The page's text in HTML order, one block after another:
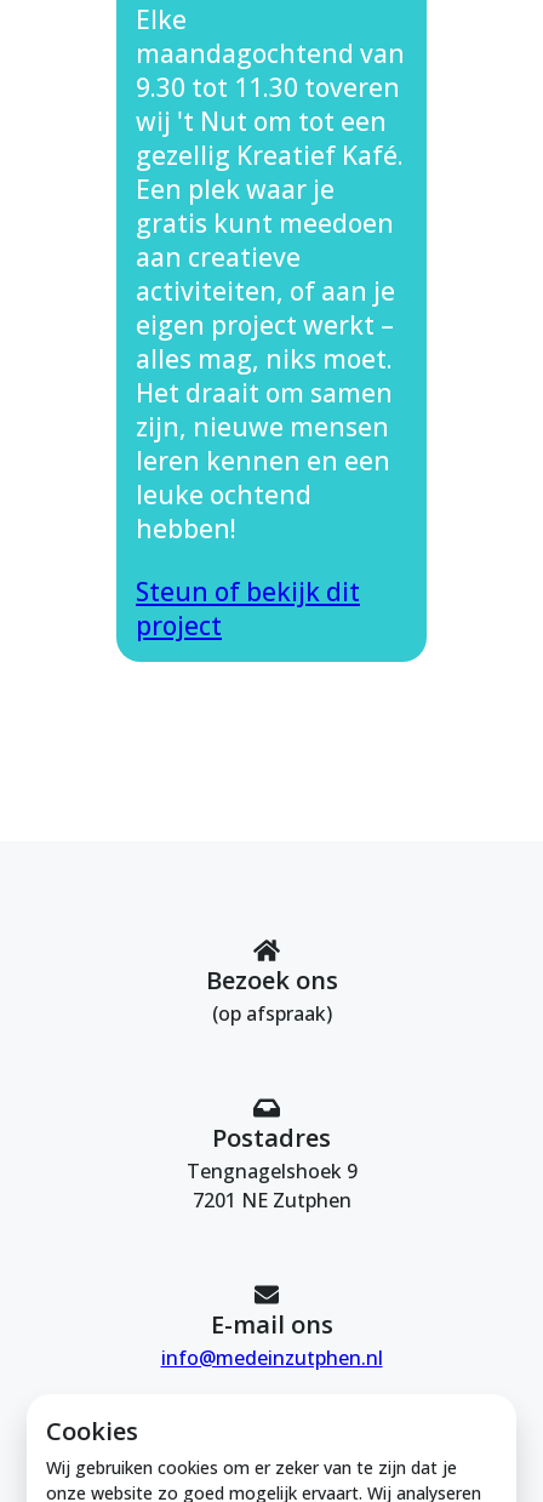
Cookies
Wij gebruiken cookies om er zeker van te zijn dat je
onze website zo goed mogelijk ervaart. Wij analyseren
Elke
maandagochtend van
9.30 tot 11.30 toveren
wij 't Nut om tot een
gezellig Kreatief Kafé.
Een plek waar je
gratis kunt meedoen
aan creatieve
activiteiten, of aan je
eigen project werkt –
alles mag, niks moet.
Het draait om samen
zijn, nieuwe mensen
leren kennen en een
leuke ochtend
hebben!
Steun of bekijk dit
project
Bezoek ons
(op afspraak)
Postadres
Tengnagelshoek 9
7201 NE Zutphen
E-mail ons
info@medeinzutphen.nl